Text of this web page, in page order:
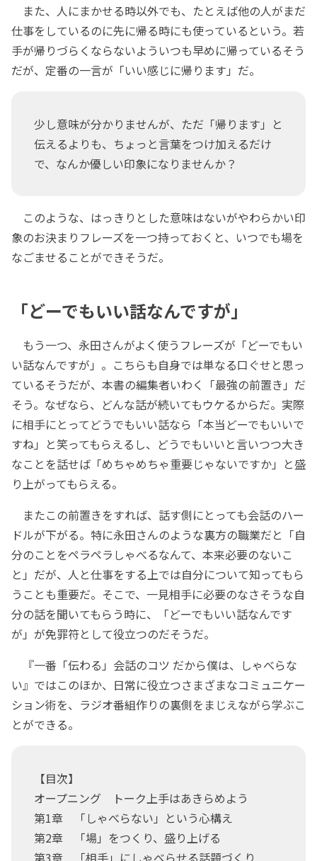
また、人にまかせる時以外でも、たとえば他の人がまだ
仕事をしているのに先に帰る時にも使っているという。若
手が帰りづらくならないよういつも早めに帰っているそう
だが、定番の一言が「いい感じに帰ります」だ。
少し意味が分かりませんが、ただ「帰ります」と
伝えるよりも、ちょっと言葉をつけ加えるだけ
で、なんか優しい印象になりませんか？
このような、はっきりとした意味はないがやわらかい印
象のお決まりフレーズを一つ持っておくと、いつでも場を
なごませることができそうだ。
「どーでもいい話なんですが」
もう一つ、永田さんがよく使うフレーズが「どーでもい
い話なんですが」。こちらも自身では単なる口ぐせと思っ
ているそうだが、本書の編集者いわく「最強の前置き」だ
そう。なぜなら、どんな話が続いてもウケるからだ。実際
に相手にとってどうでもいい話なら「本当どーでもいいで
すね」と笑ってもらえるし、どうでもいいと言いつつ大き
なことを話せば「めちゃめちゃ重要じゃないですか」と盛
り上がってもらえる。
またこの前置きをすれば、話す側にとっても会話のハー
ドルが下がる。特に永田さんのような裏方の職業だと「自
分のことをペラペラしゃべるなんて、本来必要のないこ
と」だが、人と仕事をする上では自分について知ってもら
うことも重要だ。そこで、一見相手に必要のなさそうな自
分の話を聞いてもらう時に、「どーでもいい話なんです
が」が免罪符として役立つのだそうだ。
『一番「伝わる」会話のコツ だから僕は、しゃべらな
い』ではこのほか、日常に役立つさまざまなコミュニケー
ション術を、ラジオ番組作りの裏側をまじえながら学ぶこ
とができる。
【目次】
オープニング トーク上手はあきらめよう
第1章 「しゃべらない」という心構え
第2章 「場」をつくり、盛り上げる
第3章 「相手」にしゃべらせる話題づくり